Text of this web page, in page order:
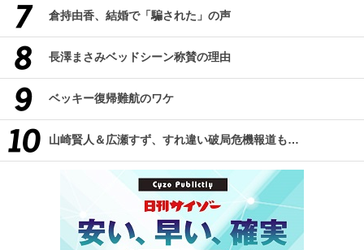
倉持由香、結婚で「騙された」の声
長澤まさみベッドシーン称賛の理由
ベッキー復帰難航のワケ
山崎賢人＆広瀬すず、すれ違い破局危機報道も…